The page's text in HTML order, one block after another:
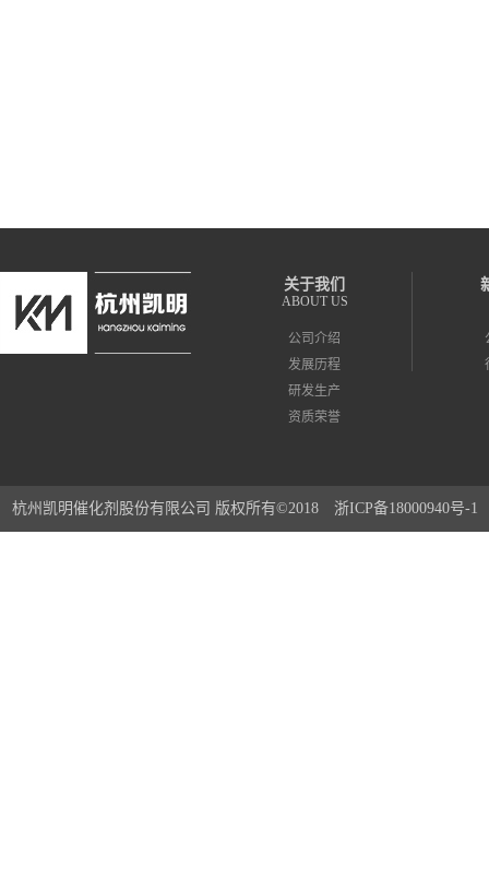
关于我们
ABOUT US
公司介绍
发展历程
研发生产
资质荣誉
杭州凯明催化剂股份有限公司 版权所有©2018 浙ICP备18000940号-1